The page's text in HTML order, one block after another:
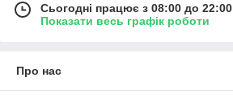
Сьогодні працює з 08:00 до 22:00
Показати весь графік роботи
Про нас